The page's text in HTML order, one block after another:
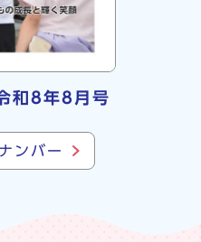
和8年8月号
ンバー